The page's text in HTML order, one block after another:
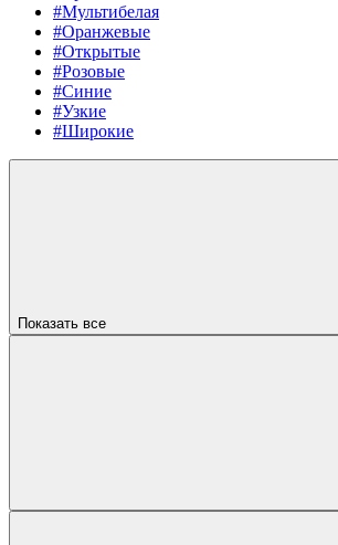
#Мультибелая
#Оранжевые
#Открытые
#Розовые
#Синие
#Узкие
#Широкие
Показать все